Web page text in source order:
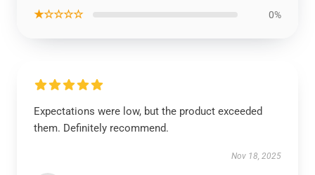
★☆☆☆☆ 0%
Expectations were low, but the product exceeded
them. Definitely recommend.
Nov 18, 2025